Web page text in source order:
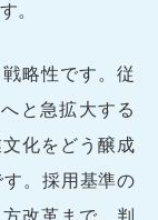
。
略性です。従
と急拡大する
化をどう醸成
。採用基準の
改革まで、判